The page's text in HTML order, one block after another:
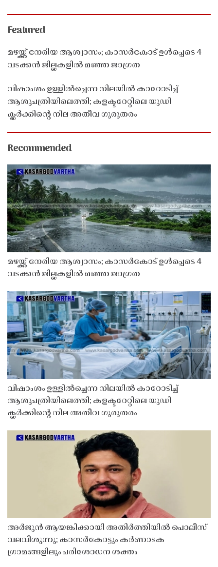
Featured
മഴയ്ക്ക് നേരിയ ആശ്വാസം; കാസർകോട് ഉൾപ്പെടെ 4
വടക്കൻ ജില്ലകളിൽ മഞ്ഞ ജാഗ്രത
വിഷാംശം ഉള്ളിൽച്ചെന്ന നിലയിൽ കാറോടിച്ച്
ആശുപത്രിയിലെത്തി; കളക്ടറേറ്റിലെ യുഡി
ക്ലർക്കിൻ്റെ നില അതീവ ഗുരുതരം
Recommended
മഴയ്ക്ക് നേരിയ ആശ്വാസം; കാസർകോട് ഉൾപ്പെടെ 4
വടക്കൻ ജില്ലകളിൽ മഞ്ഞ ജാഗ്രത
വിഷാംശം ഉള്ളിൽച്ചെന്ന നിലയിൽ കാറോടിച്ച്
ആശുപത്രിയിലെത്തി; കളക്ടറേറ്റിലെ യുഡി
ക്ലർക്കിൻ്റെ നില അതീവ ഗുരുതരം
അർജുൻ ആയങ്കിക്കായി അതിർത്തിയിൽ പൊലീസ്
വലവീശുന്നു; കാസർകോട്ടും കർണാടക
ഗ്രാമങ്ങളിലും പരിശോധന ശക്തം